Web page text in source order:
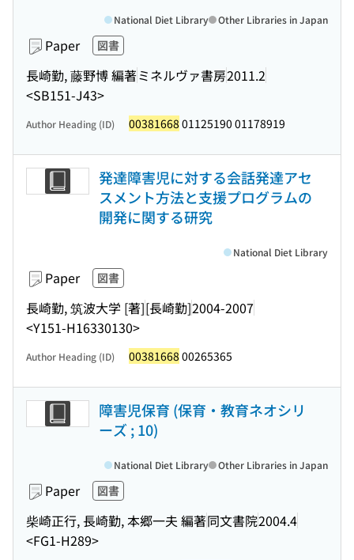
Paper 図書
長崎勤, 藤野博 編著ミネルヴァ書房2011.2
<SB151-J43>
National Diet Library Other Libraries in Japan
Author Heading (ID) 00381668 01125190 01178919
発達障害児に対する会話発達アセ
スメント方法と支援プログラムの
開発に関する研究
Paper 図書
長崎勤, 筑波大学 [著][長崎勤]2004-2007
<Y151-H16330130>
National Diet Library
Author Heading (ID) 00381668 00265365
障害児保育 (保育・教育ネオシリ
ーズ ; 10)
Paper 図書
柴崎正行, 長崎勤, 本郷一夫 編著同文書院2004.4
<FG1-H289>
National Diet Library Other Libraries in Japan